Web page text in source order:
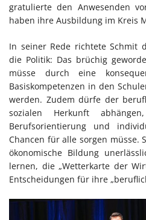
gratulierte den Anwesenden
haben ihre Ausbildung im Kreis
In seiner Rede richtete Schmit
die Politik: Das brüchig
müsse durch eine
Basiskompetenzen in den
werden. Zudem dürfe der
sozialen Herkunft
Berufsorientierung und
Chancen für alle sorgen müsse.
ökonomische Bildung
lernen, die „Wetterkarte der
Entscheidungen für ihre